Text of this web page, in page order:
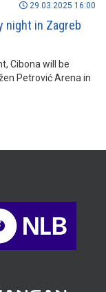
29.03.2025 16:00
night in Zagreb
Cibona will be
Petrović Arena in